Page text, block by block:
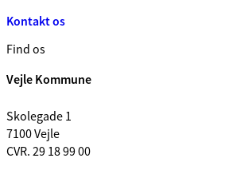
Kontakt os
Find os
Vejle Kommune
Skolegade 1
7100 Vejle
CVR. 29 18 99 00